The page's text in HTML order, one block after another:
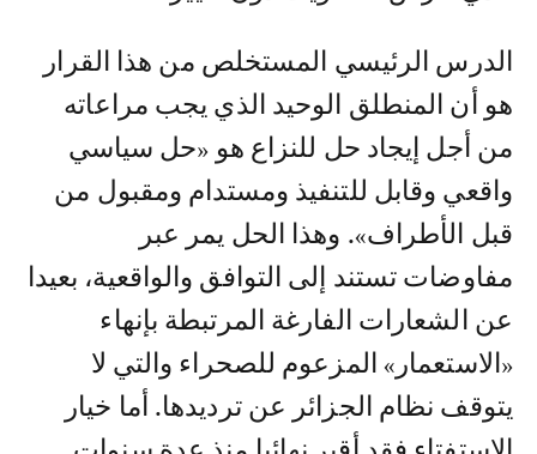
الدرس الرئيسي المستخلص من هذا القرار
هو أن المنطلق الوحيد الذي يجب مراعاته
من أجل إيجاد حل للنزاع هو «حل سياسي
واقعي وقابل للتنفيذ ومستدام ومقبول من
قبل الأطراف». وهذا الحل يمر عبر
مفاوضات تستند إلى التوافق والواقعية، بعيدا
عن الشعارات الفارغة المرتبطة بإنهاء
«الاستعمار» المزعوم للصحراء والتي لا
يتوقف نظام الجزائر عن ترديدها. أما خيار